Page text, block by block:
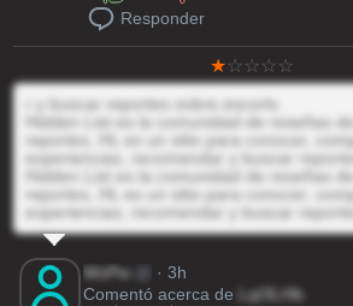
Responder
r y buscar reportes sobre escorts
Hidden List es la comunidad de reseñas
reportes, HL es un sitio para conocer,
experiencias, recomendar y buscar
Hidden List es la comunidad de reseñas
reportes, HL es un sitio para conocer,
experiencias, recomendar y buscar
WxPw
· 3h
Comentó acerca de
LqI3LHb